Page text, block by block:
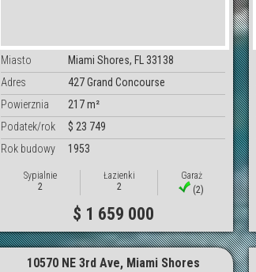
Miasto
Miami Shores, FL 33138
Adres
427 Grand Concourse
Powierznia
217 m²
Podatek/rok
$ 23 749
Rok budowy
1953
Sypialnie
2
Łazienki
2
Garaż
(2)
$ 1 659 000
10570 NE 3rd Ave, Miami Shores